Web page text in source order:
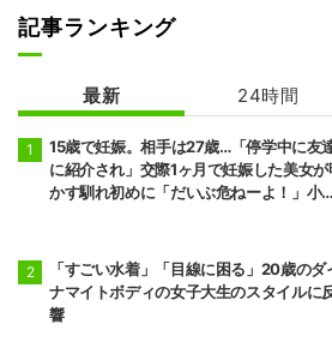
記事ランキング
最新 24時間
15歳で妊娠。相手は27歳…「停学中に友
に紹介され」交際1ヶ月で妊娠した美女が
かす馴れ初めに「だいぶ危ねーよ！」小森
「すごい水着」「目線に困る」20歳のダ
ナマイトボディの女子大生のスタイルに
響